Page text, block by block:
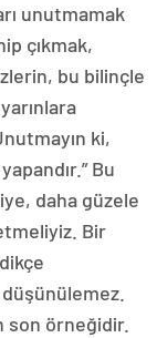
unutmamak
çıkmak,
bu bilinçle
ki,
Bu
daha güzele
Bir
son örneğidir.